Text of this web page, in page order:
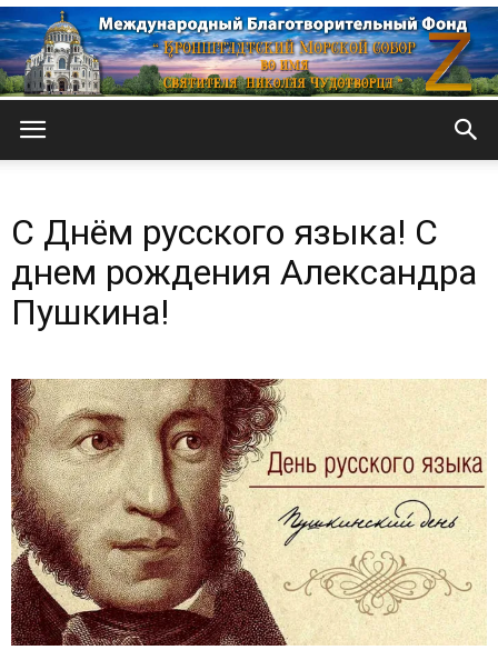
Морской
С Днём русского языка! С
днем рождения Александра
Пушкина!